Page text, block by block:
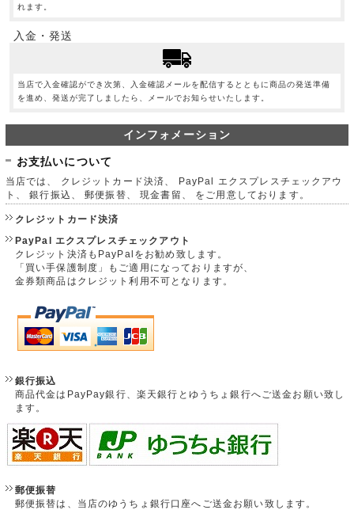
れます。
入金・発送
当店で入金確認ができ次第、入金確認メールを配信するとともに商品の発送準備
を進め、発送が完了しましたら、メールでお知らせいたします。
インフォメーション
お支払いについて
当店では、 クレジットカード決済、 PayPal エクスプレスチェックアウ
ト、 銀行振込、 郵便振替、 現金書留、 をご用意しております。
クレジットカード決済
PayPal エクスプレスチェックアウト
クレジット決済もPayPalをお勧め致します。
「買い手保護制度」もご適用になっておりますが、
金券類商品はクレジット利用不可となります。
銀行振込
商品代金はPayPay銀行、楽天銀行とゆうちょ銀行へご送金お願い致し
ます。
郵便振替
郵便振替は、当店のゆうちょ銀行口座へご送金お願い致します。